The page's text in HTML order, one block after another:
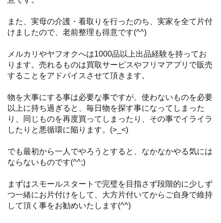
また、実母の介護・看取りを行ったのち、実家を全て片付
けましたので、老前整理も得意です(^^)
メルカリやヤフオクへは1000品以上出品経験を持ってお
ります。売れるものは買取サービスやフリマアプリで販売
することをアドバイスさせて頂きます。
物を大事にする事は必要な事ですが、使わないものを必要
以上に持ち過ぎると、毎日物を探す事になってしまった
り、同じものを再度買ってしまったり、その事でイライラ
したりと悪循環に陥ります。(>_<)
でも最初から一人でやろうとすると、なかなかやる気には
ならないものです(^^;)
まずはスモールスタートで完璧を目指さず段階的に少しず
つ一緒にお片付けをして、大方片付いてからご自身で維持
して頂く事をお勧めいたします(^^)